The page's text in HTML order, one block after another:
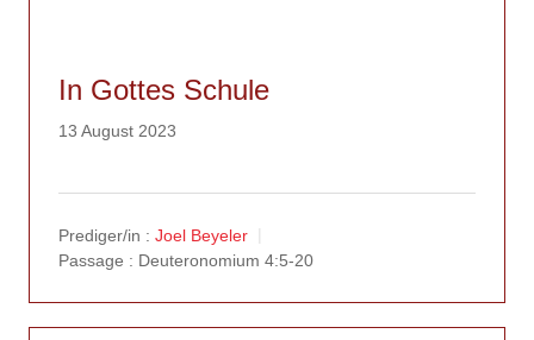
In Gottes Schule
13 August 2023
Prediger/in : Joel Beyeler
Passage : Deuteronomium 4:5-20